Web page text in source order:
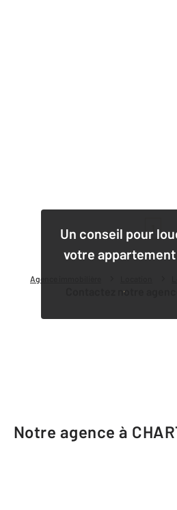
Agence immobilière
Un conseil pour
votre appartement
Contactez notre agence
1
Notre agence à